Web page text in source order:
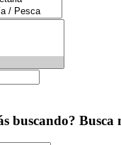
buscando? Busca